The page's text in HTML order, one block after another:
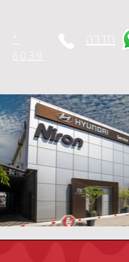
*
6039
חדרה